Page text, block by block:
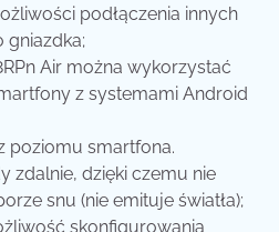
podłączenia innych
gniazdka;
Air można wykorzystać
z systemami Android
poziomu smartfona.
zdalnie, dzięki czemu nie
snu (nie emituje światła);
skonfigurowania